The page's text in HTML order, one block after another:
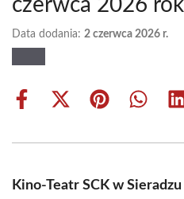
czerwca 2026
Data dodania: 2 czerwca 2026 r.
Share
Share
(Twitter)
Share Share
Kino-Teatr SCK w